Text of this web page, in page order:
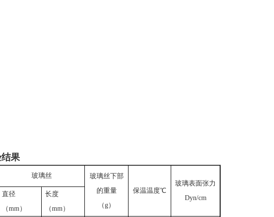
果
玻璃丝
玻璃丝下部
的重量
（g）
保温温度℃
玻璃表面张力
Dyn/cm
直径
（mm）
长度
（mm）